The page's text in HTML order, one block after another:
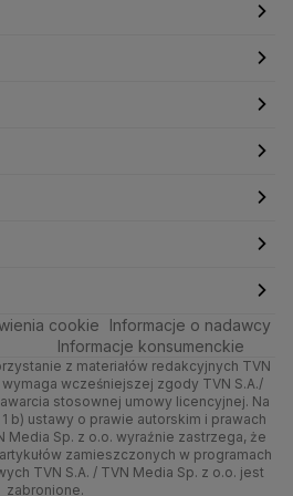
Wyższego
cookie
Informacje o nadawcy
Informacje konsumenckie
z materiałów redakcyjnych TVN
wymaga wcześniejszej zgody TVN S.A./
stosownej umowy licencyjnej. Na
b) ustawy o prawie autorskim i prawach
Media Sp. z o.o. wyraźnie zastrzega, że
zamieszczonych w programach
TVN S.A. / TVN Media Sp. z o.o. jest
zabronione.